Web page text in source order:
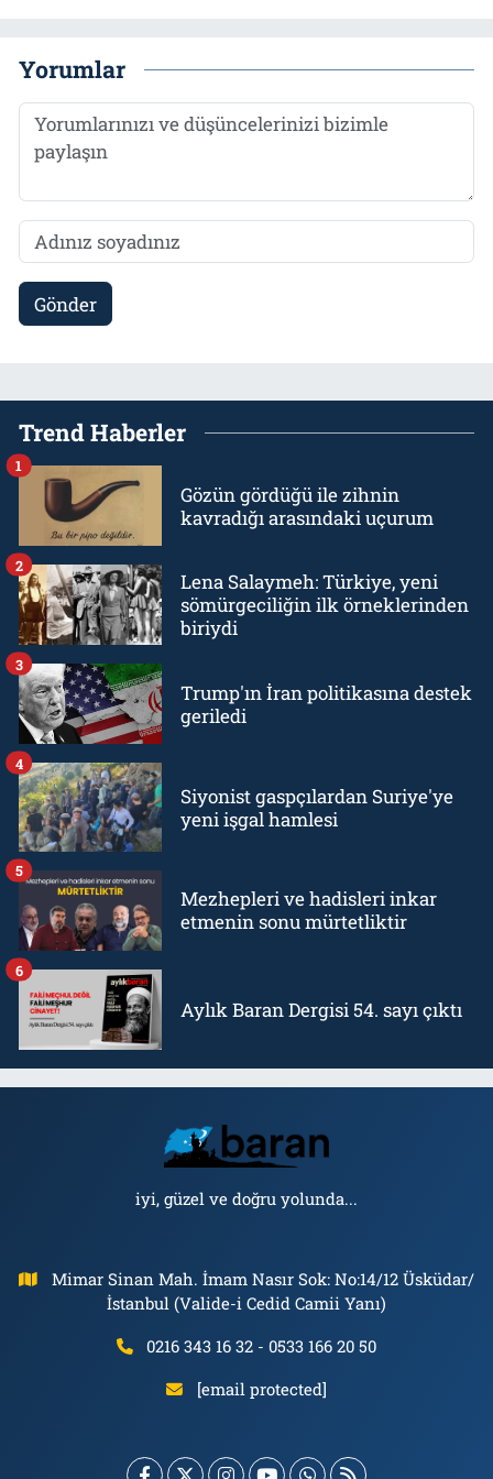
Yorumlar
Gönder
Trend Haberler
Gözün gördüğü ile zihnin
kavradığı arasındaki uçurum
1
Lena Salaymeh: Türkiye, yeni
sömürgeciliğin ilk örneklerinden
biriydi
2
Trump'ın İran politikasına destek
geriledi
3
Siyonist gaspçılardan Suriye'ye
yeni işgal hamlesi
4
Mezhepleri ve hadisleri inkar
etmenin sonu mürtetliktir
5
Aylık Baran Dergisi 54. sayı çıktı
6
iyi, güzel ve doğru yolunda...
Mimar Sinan Mah. İmam Nasır Sok: No:14/12 Üsküdar/
İstanbul (Valide-i Cedid Camii Yanı)
0216 343 16 32 - 0533 166 20 50
[email protected]